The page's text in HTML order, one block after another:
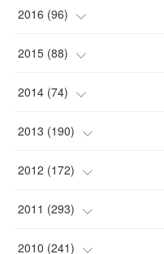
(1)
(1)
(1)
(1)
(2)
(1)
( 3)
2016 (96)
(2)
(5)
(6)
(3)
2015 (88)
(4)
(7)
(6)
(6)
12)
2014 (74)
(9)
(14)
(6)
( 1 )
2013 (190)
(17)
(22)
(11)
2012 (172)
(12)
(8)
2011 (293)
(32)
2010 (241)